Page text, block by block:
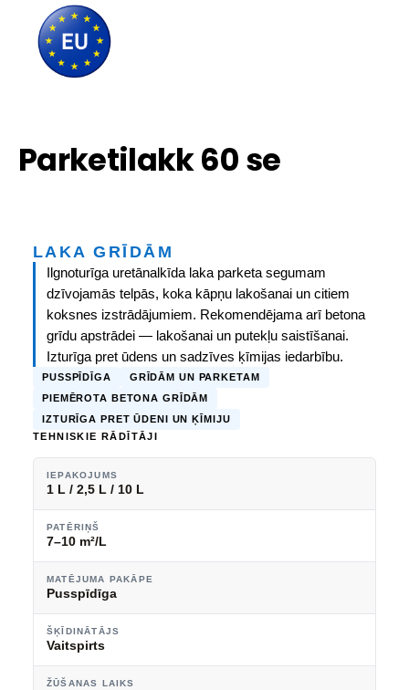
Parketilakk 60 se
LAKA GRĪDĀM
Ilgnoturīga uretānalkīda laka parketa segumam
dzīvojamās telpās, koka kāpņu lakošanai un citiem
koksnes izstrādājumiem. Rekomendējama arī betona
grīdu apstrādei — lakošanai un putekļu saistīšanai.
Izturīga pret ūdens un sadzīves ķīmijas iedarbību.
PUSSPĪDĪGA
GRĪDĀM UN PARKETAM
PIEMĒROTA BETONA GRĪDĀM
IZTURĪGA PRET ŪDENI UN ĶĪMIJU
TEHNISKIE RĀDĪTĀJI
IEPAKOJUMS
1 L / 2,5 L / 10 L
PATĒRIŅŠ
7–10 m²/L
MATĒJUMA PAKĀPE
Pusspīdīga
ŠĶĪDINĀTĀJS
Vaitspirts
ŽŪŠANAS LAIKS